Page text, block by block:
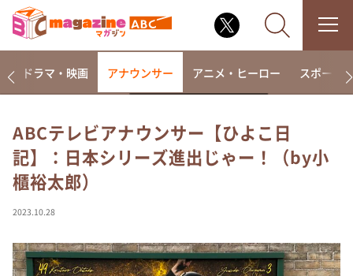
なるみ・岡村の過ぎるTV
相席食堂
これ余談なんですけど・・・
て真剣です
探偵！ナイトスクープ
ドラマ・映画 アナウンサー アニメ・ヒーロー スポーツ
ABCテレビアナウンサー【ひよこ日
記】：日本シリーズ進出じゃー！（by小
櫃裕太郎）
2023.10.28